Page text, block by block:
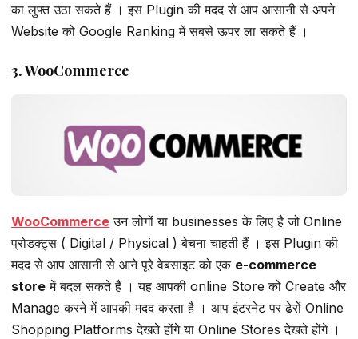
का लुफ्त उठा सकते हैं । इस Plugin की मदद से आप आसानी से अपने
Website को Google Ranking में सबसे ऊपर ला सकते हैं ।
3. WooCommerce
WooCommerce उन लोगों या businesses के लिए है जो Online
प्रोडक्ट्स ( Digital / Physical ) बेचना चाहती हैं । इस Plugin की
मदद से आप आसानी से आने पूरे वेबसाइट को एक e-commerce
store में बदल सकते हैं । यह आपकी online Store को Create और
Manage करने में आपकी मदद करता है । आप इंटरनेट पर ढेरों Online
Shopping Platforms देखते होंगे या Online Stores देखते होंगे ।